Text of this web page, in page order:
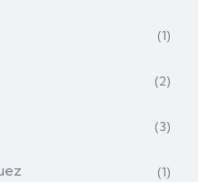
(1)
(2)
(3)
(1)